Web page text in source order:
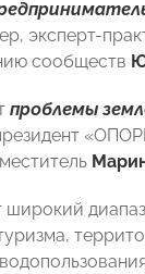
эксперт-
сообществ
проблемы